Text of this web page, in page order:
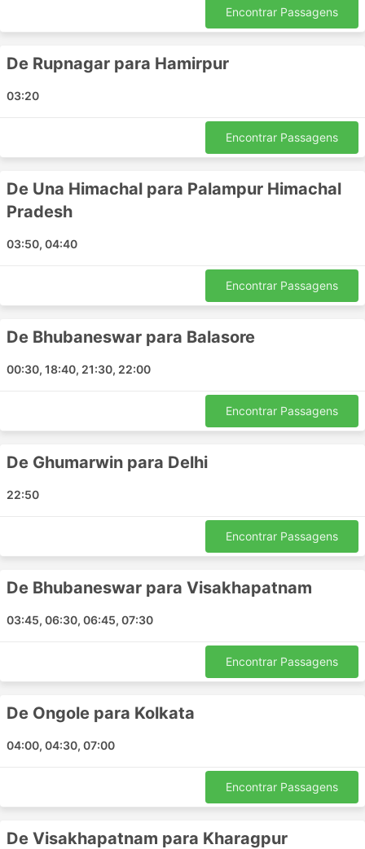
Armoor
Katpadi Tamil Nadu
Dabholkar Corner
Basti
Humnabad
Karwar
McLeod Ganj
Ranebennur
Sonauli
Kota Rajasthan
Lonavala
Pune
Naidupeta
Eroder
Adilabad
Hinganghat
Palasa
Encontrar Passagens
De Rupnagar para Hamirpur
03:20
Encontrar Passagens
De Una Himachal para Palampur Himachal
Pradesh
03:50, 04:40
Encontrar Passagens
De Bhubaneswar para Balasore
00:30, 18:40, 21:30, 22:00
Encontrar Passagens
De Ghumarwin para Delhi
22:50
Encontrar Passagens
De Bhubaneswar para Visakhapatnam
03:45, 06:30, 06:45, 07:30
Encontrar Passagens
De Ongole para Kolkata
04:00, 04:30, 07:00
Encontrar Passagens
De Visakhapatnam para Kharagpur